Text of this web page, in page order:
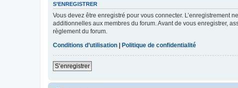
S’ENREGISTRER
Vous devez être enregistré pour vous connecter. L’enregistrement
additionnelles aux membres du forum. Avant de vous enregistrer,
règlement du forum.
Conditions d’utilisation
Politique de confidentialité
S’enregistrer